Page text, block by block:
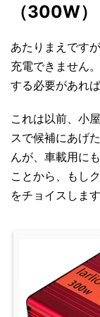
（300W）
あたりまえです
充電できません
する必要があれ
これは以前、小
スで候補にあげ
んが、車載用に
ことから、もし
をチョイスします